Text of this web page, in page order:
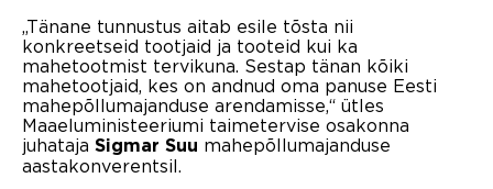
„Tänane tunnustus aitab esile tõsta nii
konkreetseid tootjaid ja tooteid kui ka
mahetootmist tervikuna. Sestap tänan kõiki
mahetootjaid, kes on andnud oma panuse Eesti
mahepõllumajanduse arendamisse,“ ütles
Maaeluministeeriumi taimetervise osakonna
juhataja Sigmar Suu mahepõllumajanduse
aastakonverentsil.